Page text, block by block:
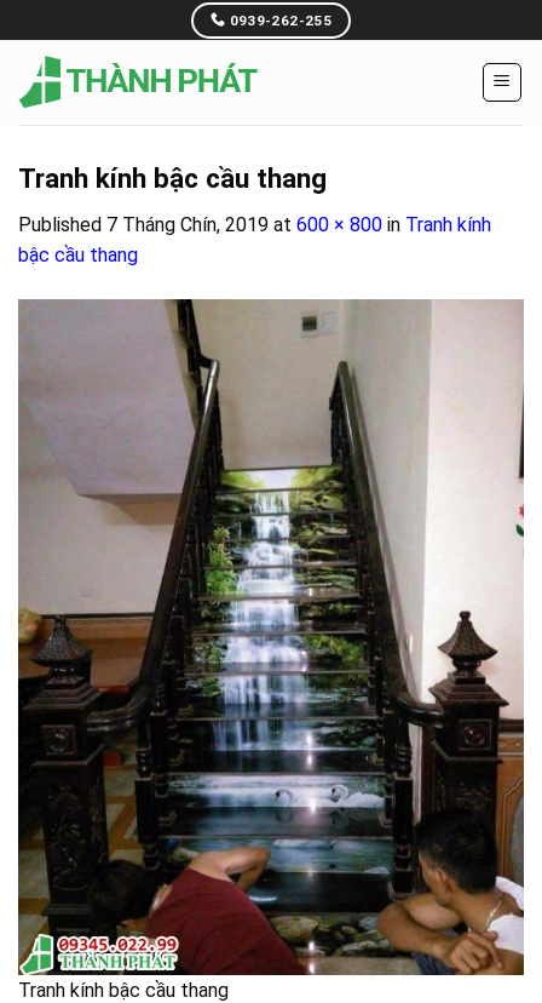
to
content
0939-262-255
Tranh kính bậc cầu thang
Published 7 Tháng Chín, 2019 at 600 × 800 in Tranh kính
bậc cầu thang
Tranh kính bậc cầu thang